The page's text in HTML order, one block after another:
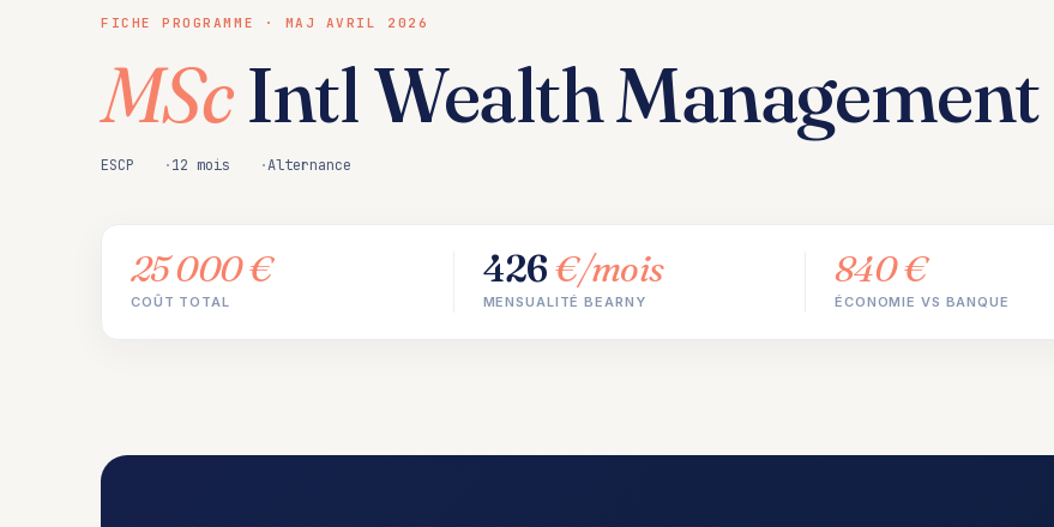
FICHE PROGRAMME · MAJ AVRIL 2026
MScIntl Wealth Management
ESCP 12 mois Alternance
25 000 €
COÛT TOTAL
426€/mois
MENSUALITÉ BEARNY
840 €
ÉCONOMIE VS BANQUE